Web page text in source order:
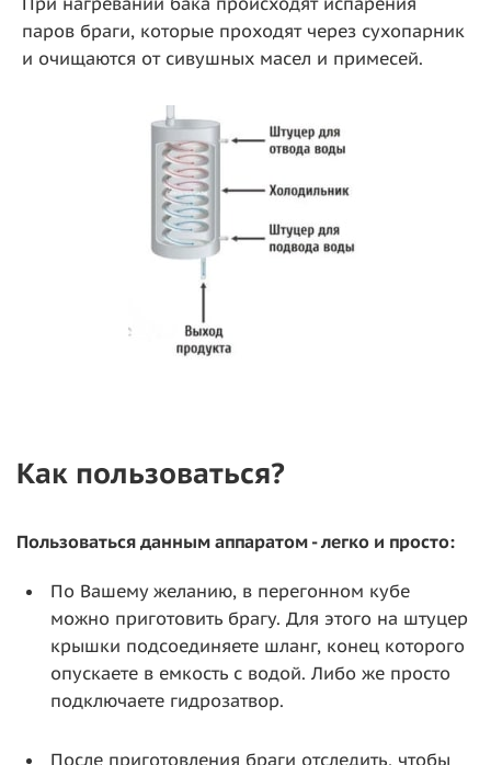
паров браги, которые проходят через сухопарник
и очищаются от сивушных масел и примесей.
Как пользоваться?
Пользоваться данным аппаратом - легко и просто:
По Вашему желанию, в перегонном кубе
можно приготовить брагу. Для этого на штуцер
крышки подсоединяете шланг, конец которого
опускаете в емкость с водой. Либо же просто
подключаете гидрозатвор.
После приготовления браги отследить, чтобы